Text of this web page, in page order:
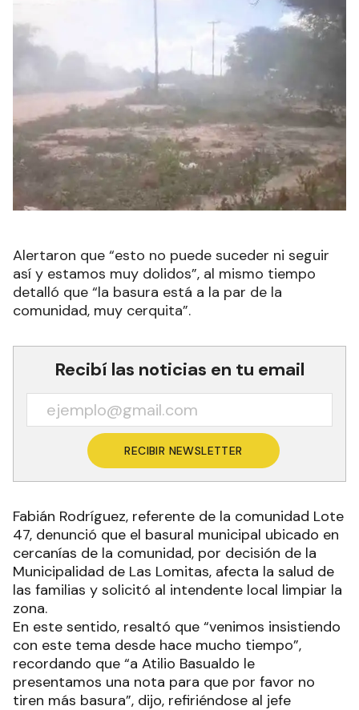
Alertaron que “esto no puede suceder ni seguir
así y estamos muy dolidos”, al mismo tiempo
detalló que “la basura está a la par de la
comunidad, muy cerquita”.
Recibí las noticias en tu email
RECIBIR NEWSLETTER
Fabián Rodríguez, referente de la comunidad Lote
47, denunció que el basural municipal ubicado en
cercanías de la comunidad, por decisión de la
Municipalidad de Las Lomitas, afecta la salud de
las familias y solicitó al intendente local limpiar la
zona.
En este sentido, resaltó que “venimos insistiendo
con este tema desde hace mucho tiempo”,
recordando que “a Atilio Basualdo le
presentamos una nota para que por favor no
tiren más basura”, dijo, refiriéndose al jefe